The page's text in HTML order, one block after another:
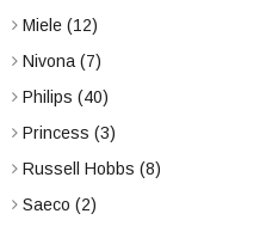
Miele (12)
Nivona (7)
Philips (40)
Princess (3)
Russell Hobbs (8)
Saeco (2)